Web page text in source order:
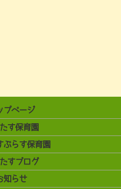
プページ
す保育園
ぷらす保育園
すブログ
知らせ